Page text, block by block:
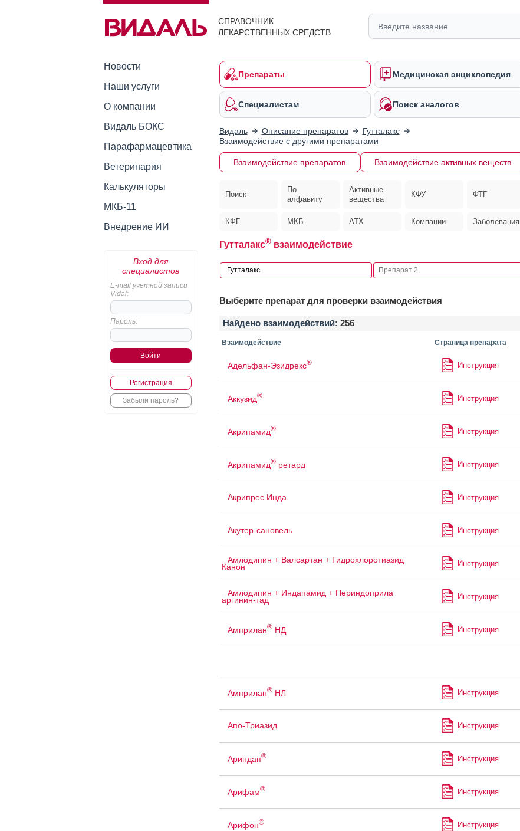
СПРАВОЧНИК
ЛЕКАРСТВЕННЫХ СРЕДСТВ
Новости
Наши услуги
О компании
Видаль БОКС
Парафармацевтика
Ветеринария
Калькуляторы
МКБ-11
Внедрение ИИ
Вход для
специалистов
E-mail учетной записи
Vidal:
Пароль:
Регистрация
Забыли пароль?
Препараты Медицинская энциклопедия
Специалистам Поиск аналогов
Видаль Описание препаратов
Гутталакс
Взаимодействие с другими препаратами
Взаимодействие препаратов Взаимодействие активных веществ
Поиск
По
алфавиту
Активные
вещества
КФУ ФТГ
КФГ МКБ АТХ Компании Заболевания
Гутталакс®взаимодействие
Выберите препарат для проверки взаимодействия
Найдено взаимодействий: 256
Взаимодействие Страница препарата
Адельфан-Эзидрекс® Инструкция
Аккузид® Инструкция
Акрипамид® Инструкция
Акрипамид®ретард Инструкция
Акрипрес Инда Инструкция
Акутер-сановель Инструкция
Амлодипин + Валсартан + Гидрохлоротиазид
Канон Инструкция
Амлодипин + Индапамид + Периндоприла
аргинин-тад Инструкция
Амприлан®НД Инструкция
Амприлан®НЛ Инструкция
Апо-Триазид Инструкция
Ариндап® Инструкция
Арифам® Инструкция
Арифон® Инструкция